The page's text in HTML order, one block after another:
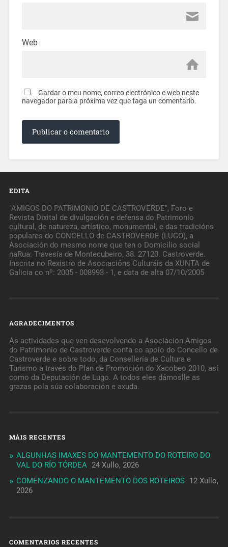
Web
Gardar o meu nome, correo electrónico e web neste
navegador para a próxima vez que faga un comentario.
EDITA
"AMIGOS DO PATRIMONIO DE CASTROVERDE", Foro e
Revista Dixital de divulgación e defensa do Patrimonio
cultural, de natureza, artístico, monumental, e das tradicións
populares do CONCELLO de CASTROVERDE (LUGO), a
Asociación do mesmo nome que ten o Domicilio social
naRua: Travesía de Montecubeiro, 38. 27120. Castroverde.
Inscrita no Rexistro de Asociacións Culturáis da XUNTA de
Galicia co nº: 2005 - 008993 - 1, e data de alta 07/10/2005
AGRADECIMENTOS
As actividades que ven desevolvendo a Asociación Amigos
do Patrimonio de Castroverde conta co apoio do Concello de
Castroverde e sobre todo, da Consellería de Cultura e
Turismo a través do Plan de Promoción do Xacobeo 2010, así
como da Deputación de Lugo. A todos eles dámoslle as
grazas pola súa colaboración e axuda.
MÁIS RECENTES
ALGUNHAS IMAXES DO MANTEMENTO DO ROTEIRO DO
VAL DO RÍO TÓRDEA 24 Xullo, 2026
COMENZANDO O MANTEMENTO DOS ROTEIROS 12 Xullo,
2026
COMENTARIOS RECENTES